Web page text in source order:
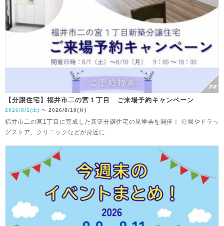
【分譲住宅】福井市二の宮１丁目 ご来場予約キャンペーン
2026/8/1(土) 〜 2026/8/10(月)
福井市二の宮1丁目に完成した新築分譲住宅の見学会を開催！ 公園やドラッ
グストア、クリニックなどが身近に...